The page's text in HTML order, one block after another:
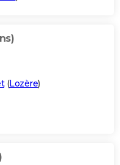
(Lozère)